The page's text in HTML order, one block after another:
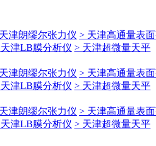
津朗缪尔张力仪 > 天津高通量表
津LB膜分析仪 > 天津超微量天平
津朗缪尔张力仪 > 天津高通量表
津LB膜分析仪 > 天津超微量天平
津朗缪尔张力仪 > 天津高通量表
津LB膜分析仪 > 天津超微量天平